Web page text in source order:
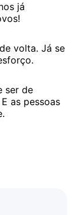
já
volta. Já se
ser de
as pessoas